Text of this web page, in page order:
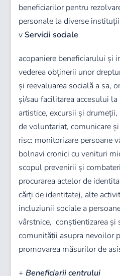
beneficiarilor pentru
personale la diverse
v Servicii sociale
acopaniere beneficiarului și
vederea obținerii unor
și reevaluarea socială a sa,
şi/sau facilitarea accesului
artistice, excursii şi
de voluntariat, comunicare
risc: monitorizare persoane
bolnavi cronici cu venituri
scopul prevenirii şi
procurarea actelor de
cărţi de identitate), alte
incluziunii sociale a
vârstnice, conştientizarea şi
comunității asupra nevoilor
promovarea măsurilor de
+Beneficiarii centrului